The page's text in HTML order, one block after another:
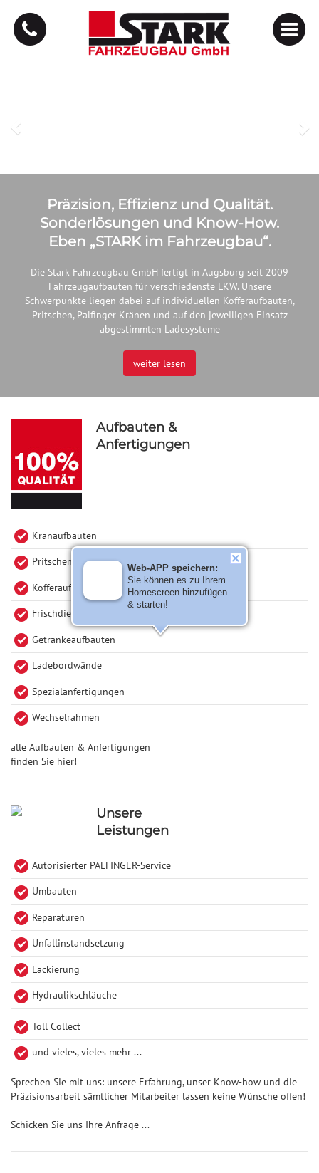
Präzision, Effizienz und Qualität.
Sonderlösungen und Know-How.
Eben „STARK im Fahrzeugbau“.
Die Stark Fahrzeugbau GmbH fertigt in Augsburg seit 2009
Fahrzeugaufbauten für verschiedenste LKW. Unsere
Schwerpunkte liegen dabei auf individuellen Kofferaufbauten,
Pritschen, Palfinger Kränen und auf den jeweiligen Einsatz
abgestimmten Ladesysteme
weiter lesen
Aufbauten &
Anfertigungen
Kranaufbauten
Pritschen und Planen
Kofferaufbauten
Frischdienst / Tiefkühlaufbauten
Getränkeaufbauten
Ladebordwände
Spezialanfertigungen
Wechselrahmen
alle Aufbauten & Anfertigungen
finden Sie hier!
Unsere
Leistungen
Autorisierter PALFINGER-Service
Umbauten
Reparaturen
Unfallinstandsetzung
Lackierung
Hydraulikschläuche
Toll Collect
und vieles, vieles mehr ...
Sprechen Sie mit uns: unsere Erfahrung, unser Know-how und die
Präzisionsarbeit sämtlicher Mitarbeiter lassen keine Wünsche offen!
Schicken Sie uns Ihre Anfrage ...
Web-APP speichern:
Sie können es zu Ihrem
Homescreen hinzufügen
& starten!